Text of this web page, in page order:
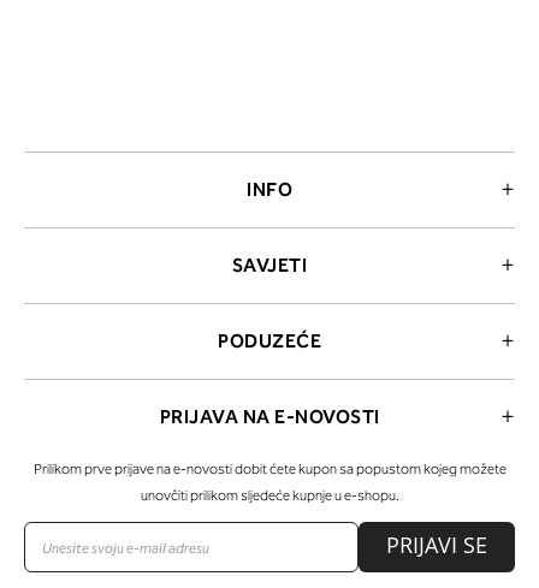
INFO
SAVJETI
PODUZEĆE
PRIJAVA NA E-NOVOSTI
Prilikom prve prijave na e-novosti dobit ćete kupon sa popustom kojeg možete
unovčiti prilikom sljedeće kupnje u e-shopu.
PRIJAVI SE